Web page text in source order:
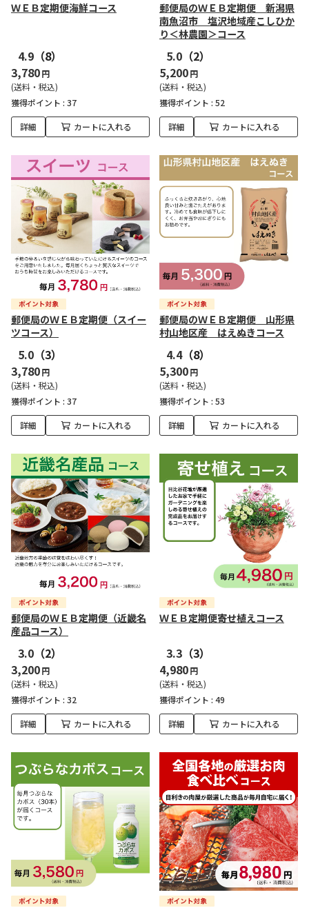
ＷＥＢ定期便海鮮コース
4.9 （8）
3,780円
(送料・税込)
獲得ポイント : 37
詳細 カートに入れる
郵便局のＷＥＢ定期便 新潟県
南魚沼市 塩沢地域産こしひか
り＜林農園＞コース
5.0 （2）
5,200円
(送料・税込)
獲得ポイント : 52
詳細 カートに入れる
郵便局のＷＥＢ定期便（スイー
ツコース）
5.0 （3）
3,780円
(送料・税込)
獲得ポイント : 37
詳細 カートに入れる
郵便局のＷＥＢ定期便 山形県
村山地区産 はえぬきコース
4.4（8）
5,300円
(送料・税込)
獲得ポイント : 53
詳細 カートに入れる
郵便局のＷＥＢ定期便（近畿名
産品コース）
3.0 （2）
3,200円
(送料・税込)
獲得ポイント : 32
詳細 カートに入れる
ＷＥＢ定期便寄せ植えコース
3.3 （3）
4,980円
(送料・税込)
獲得ポイント : 49
詳細 カートに入れる